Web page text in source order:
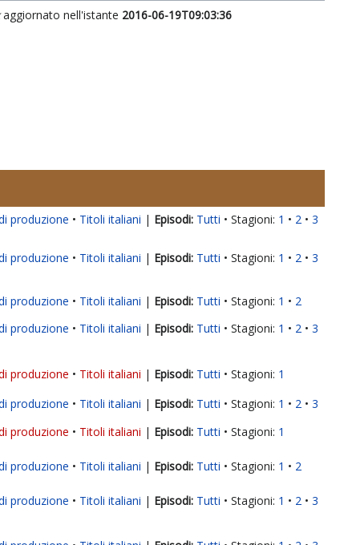
aggiornato nell'istante 2016-06-19T09:03:36
produzione Titoli italiani | Tutti Stagioni: 1 2
3
produzione Titoli italiani | Tutti Stagioni: 1 2
3
produzione Titoli italiani | Tutti Stagioni: 1
2
produzione Titoli italiani | Tutti Stagioni: 1 2
3
produzione Titoli italiani | Tutti Stagioni: 1
produzione Titoli italiani | Tutti Stagioni: 1 2
3
produzione Titoli italiani | Tutti Stagioni: 1
produzione Titoli italiani | Tutti Stagioni: 1 2
produzione Titoli italiani | Tutti Stagioni: 1 2
3